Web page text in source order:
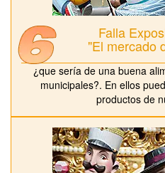
Falla
"El mercado
¿que sería de una buena
municipales?. En ellos
productos de